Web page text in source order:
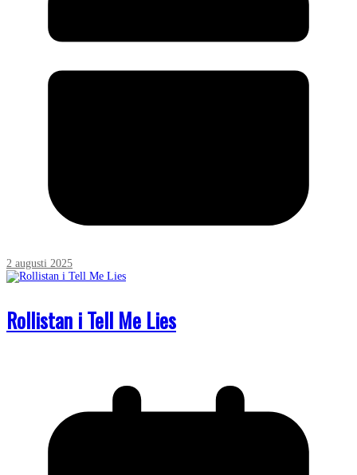
2 augusti 2025
Rollistan i Tell Me Lies